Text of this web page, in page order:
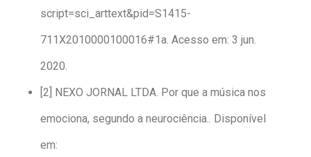
script=sci_arttext&pid=S1415-
711X2010000100016#1a. Acesso em: 3 jun.
2020.
[2] NEXO JORNAL LTDA. Por que a música nos
emociona, segundo a neurociência.. Disponível
em: